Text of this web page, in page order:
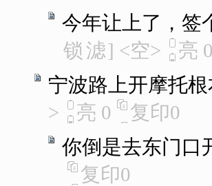
今年让上了，签
锁 滤] <空> 亮 0
宁波路上开摩托
>
亮 0 复印0
你倒是去东门口
复印0